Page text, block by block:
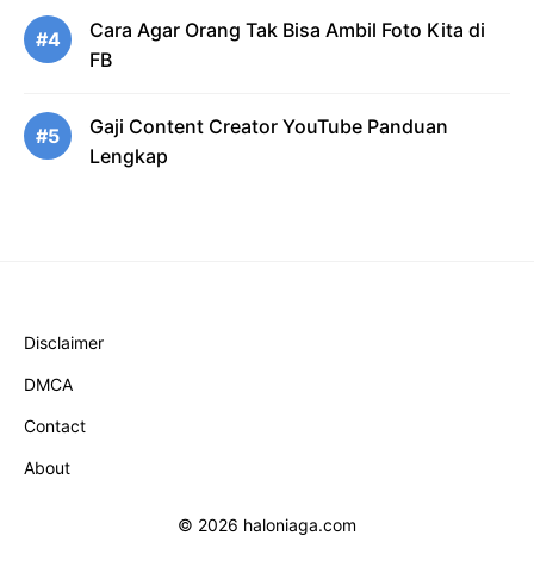
#4
Cara Agar Orang Tak Bisa Ambil Foto Kita di
FB
#5
Gaji Content Creator YouTube Panduan
Lengkap
Disclaimer
DMCA
Contact
About
© 2026 haloniaga.com